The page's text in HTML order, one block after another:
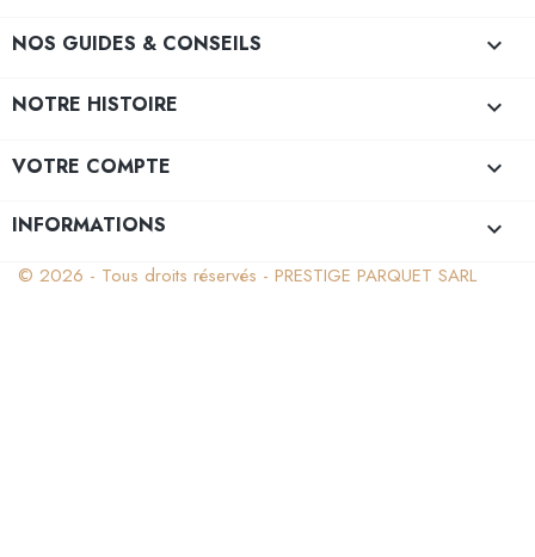
NOS GUIDES & CONSEILS 
NOTRE HISTOIRE 
VOTRE COMPTE 
INFORMATIONS keyboard_arrow_down
© 2026 - Tous droits réservés - PRESTIGE PARQUET SARL